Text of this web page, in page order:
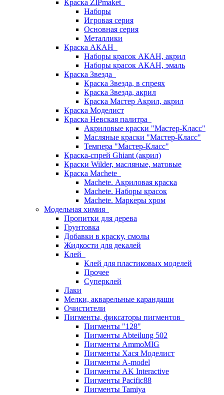
Краска ZIPmaket
Наборы
Игровая серия
Основная серия
Металлики
Краска АКАН
Наборы красок АКАН, акрил
Наборы красок АКАН, эмаль
Краска Звезда
Краска Звезда, в спреях
Краска Звезда, акрил
Краска Мастер Акрил, акрил
Краска Моделист
Краска Невская палитра
Акриловые краски "Мастер-Класс"
Масляные краски "Мастер-Класс"
Темпера "Мастер-Класс"
Краска-спрей Ghiant (акрил)
Краски Wilder, масляные, матовые
Краска Machete
Machete. Акриловая краска
Machete. Наборы красок
Machete. Маркеры хром
Модельная химия
Пропитки для дерева
Грунтовка
Добавки в краску, смолы
Жидкости для декалей
Клей
Клей для пластиковых моделей
Прочее
Суперклей
Лаки
Мелки, акварельные карандаши
Очистители
Пигменты, фиксаторы пигментов
Пигменты "128"
Пигменты Abteilung 502
Пигменты AmmoMIG
Пигменты Хася Моделист
Пигменты A-model
Пигменты AK Interactive
Пигменты Pacific88
Пигменты Tamiya